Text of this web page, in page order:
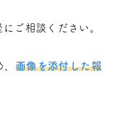
ご相談ください。
画像を添付した報